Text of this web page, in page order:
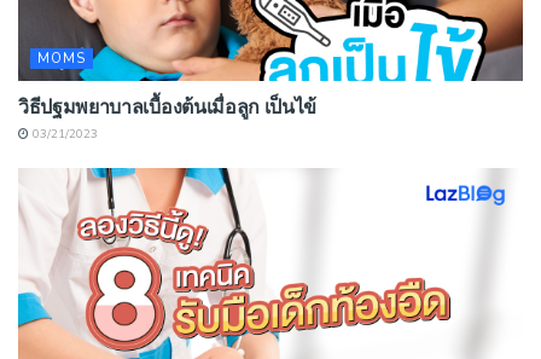
MOMS
วิธีปฐมพยาบาลเบื้องต้นเมื่อลูก เป็นไข้
03/21/2023